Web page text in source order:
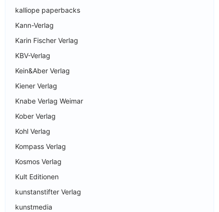
kalliope paperbacks
Kann-Verlag
Karin Fischer Verlag
KBV-Verlag
Kein&Aber Verlag
Kiener Verlag
Knabe Verlag Weimar
Kober Verlag
Kohl Verlag
Kompass Verlag
Kosmos Verlag
Kult Editionen
kunstanstifter Verlag
kunstmedia